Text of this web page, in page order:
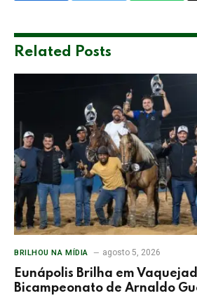
Related Posts
BRILHOU NA MÍDIA agosto 5, 2026
Eunápolis Brilha em
Bicampeonato de Arnaldo